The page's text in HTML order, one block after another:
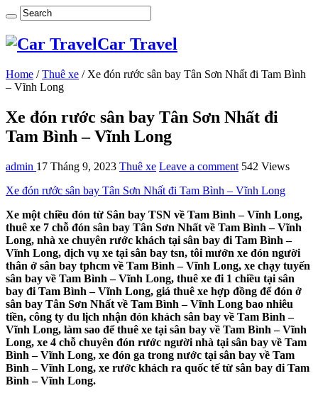
Car Travel
Home / Thuê xe / Xe đón rước sân bay Tân Sơn Nhất đi Tam Bình
– Vĩnh Long
Xe đón rước sân bay Tân Sơn Nhất đi
Tam Bình – Vĩnh Long
admin 17 Tháng 9, 2023 Thuê xe Leave a comment 542 Views
Xe đón rước sân bay Tân Sơn Nhất đi Tam Bình – Vĩnh Long
Xe một chiều đón từ Sân bay TSN về Tam Bình – Vĩnh Long,
thuê xe 7 chỗ đón sân bay Tân Sơn Nhất về Tam Bình – Vĩnh
Long, nhà xe chuyên rước khách tại sân bay đi Tam Bình –
Vĩnh Long, dịch vụ xe tại sân bay tsn, tôi mướn xe đón người
thân ở sân bay tphcm về Tam Bình – Vĩnh Long, xe chạy tuyến
sân bay về Tam Bình – Vĩnh Long, thuê xe đi 1 chiều tại sân
bay đi Tam Bình – Vĩnh Long, giá thuê xe hợp đồng để đón ở
sân bay Tân Sơn Nhất về Tam Bình – Vĩnh Long bao nhiêu
tiền, công ty du lịch nhận đón khách sân bay về Tam Bình –
Vĩnh Long, làm sao để thuê xe tại sân bay về Tam Bình – Vĩnh
Long, xe 4 chỗ chuyên đón rước người nhà tại sân bay về Tam
Bình – Vĩnh Long, xe đón ga trong nước tại sân bay về Tam
Bình – Vĩnh Long, xe rước khách ra quốc tế từ sân bay đi Tam
Bình – Vĩnh Long.